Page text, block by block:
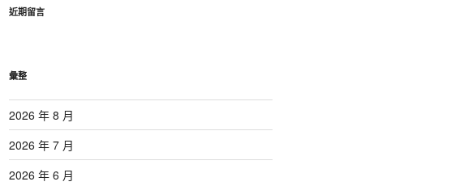
近期留言
彙整
2026 年 8 月
2026 年 7 月
2026 年 6 月